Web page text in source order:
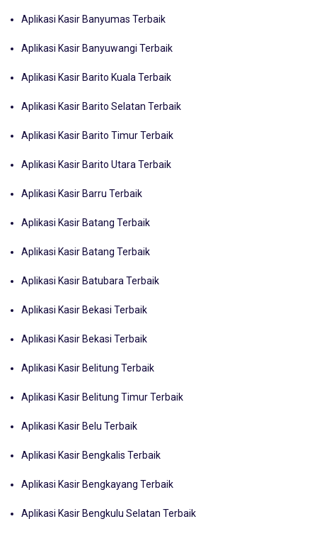
Aplikasi Kasir Banyumas Terbaik
Aplikasi Kasir Banyuwangi Terbaik
Aplikasi Kasir Barito Kuala Terbaik
Aplikasi Kasir Barito Selatan Terbaik
Aplikasi Kasir Barito Timur Terbaik
Aplikasi Kasir Barito Utara Terbaik
Aplikasi Kasir Barru Terbaik
Aplikasi Kasir Batang Terbaik
Aplikasi Kasir Batang Terbaik
Aplikasi Kasir Batubara Terbaik
Aplikasi Kasir Bekasi Terbaik
Aplikasi Kasir Bekasi Terbaik
Aplikasi Kasir Belitung Terbaik
Aplikasi Kasir Belitung Timur Terbaik
Aplikasi Kasir Belu Terbaik
Aplikasi Kasir Bengkalis Terbaik
Aplikasi Kasir Bengkayang Terbaik
Aplikasi Kasir Bengkulu Selatan Terbaik